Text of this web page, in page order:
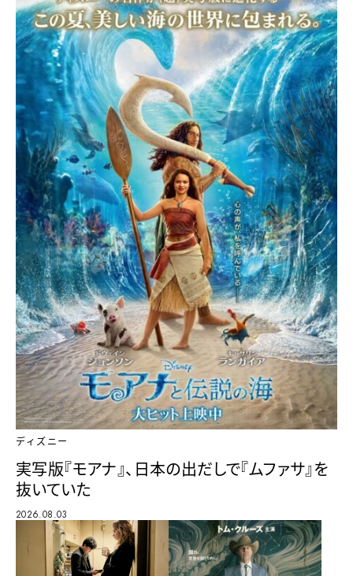
ディズニー
実写版『モアナ』、日本の出だしで『ムファサ』を
抜いていた
2026.08.03